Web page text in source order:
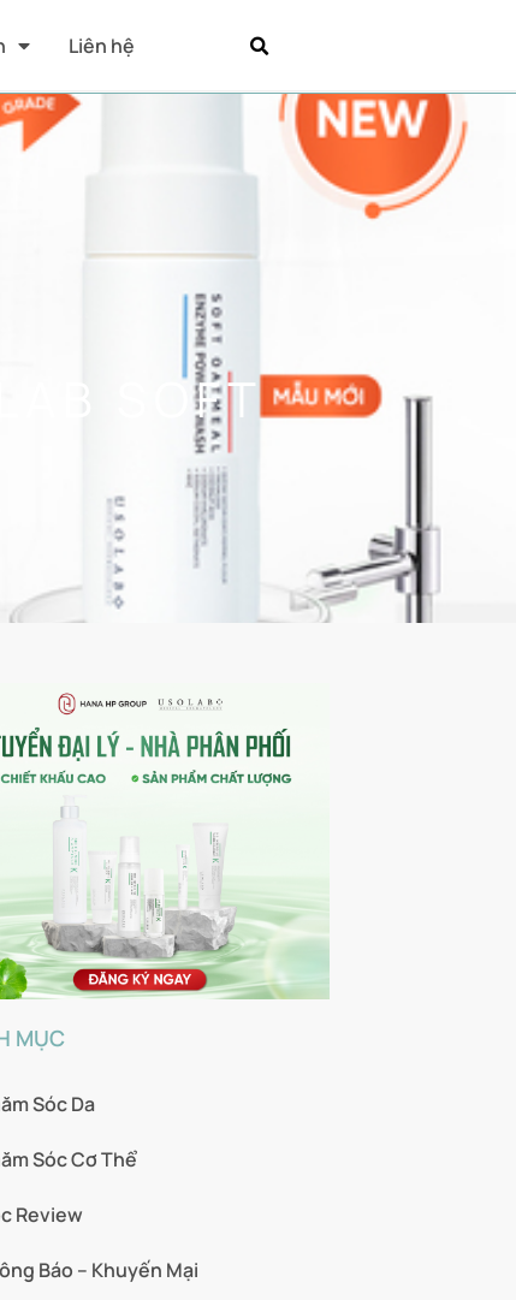
Liên hệ
SOFT
MỤC
Sóc Da
Sóc Cơ Thể
Review
Báo – Khuyến Mại